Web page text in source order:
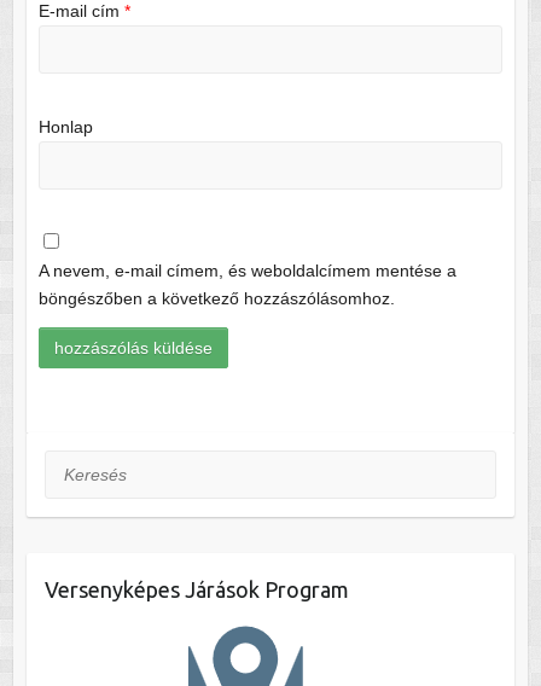
E-mail cím *
Honlap
A nevem, e-mail címem, és weboldalcímem mentése a
böngészőben a következő hozzászólásomhoz.
Keresés
Versenyképes Járások Program